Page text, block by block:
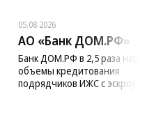
05.08.2026
АО «Банк ДОМ.РФ»
Банк ДОМ.РФ в 2,5 раза
объемы кредитования
подрядчиков ИЖС с эскроу